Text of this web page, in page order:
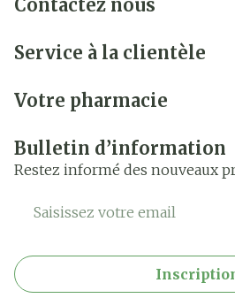
Contactez nous
Service à la clientèle
Votre pharmacie
Bulletin d’information
Restez informé des nouveaux
Adresse mail